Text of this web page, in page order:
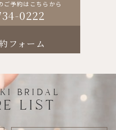
ご予約はこちらから
0222
フォーム
BRIDAL
LIST